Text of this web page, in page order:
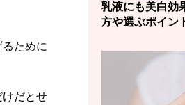
ために
だとせ
乳液にも美白効
方や選ぶポイン